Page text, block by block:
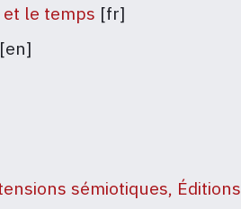
et le temps [fr]
[en]
sémiotiques, Éditions